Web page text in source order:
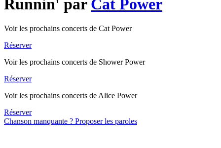
Runnin' par Cat Power
Voir les prochains concerts de Cat Power
Réserver
Voir les prochains concerts de Shower Power
Réserver
Voir les prochains concerts de Alice Power
Réserver
Chanson manquante ? Proposer les paroles